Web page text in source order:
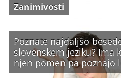
Poznate najdaljšo
slovenskem jeziku? Ima
njen pomen pa
Zanimivosti